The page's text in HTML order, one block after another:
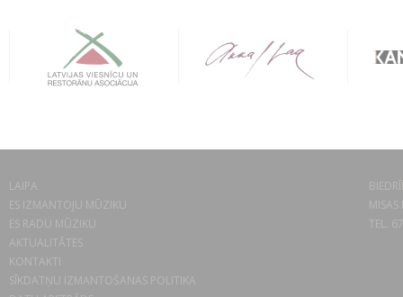
LAIPA
ES IZMANTOJU MŪZIKU
ES RADU MŪZIKU
AKTUALITĀTES
KONTAKTI
SĪKDATŅU IZMANTOŠANAS POLITIKA
TEL.